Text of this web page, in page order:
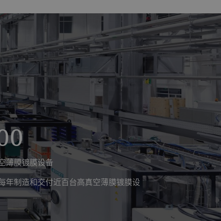
薄膜镀膜设备
年制造和交付近百台高真空薄膜镀膜设